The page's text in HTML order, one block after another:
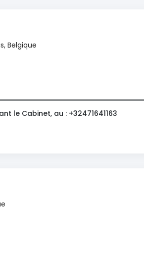
Belgique
le Cabinet, au : +32471641163